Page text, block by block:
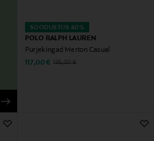
SOODUSTUS 40%
POLO RALPH LAUREN
Purjekingad Merton Casual
Discounted Price
117,00 € Original Price
195,00 €